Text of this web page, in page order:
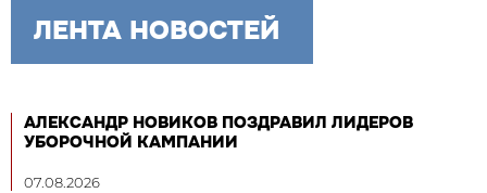
ЛЕНТА НОВОСТЕЙ
АЛЕКСАНДР НОВИКОВ ПОЗДРАВИЛ ЛИДЕРОВ
УБОРОЧНОЙ КАМПАНИИ
07.08.2026